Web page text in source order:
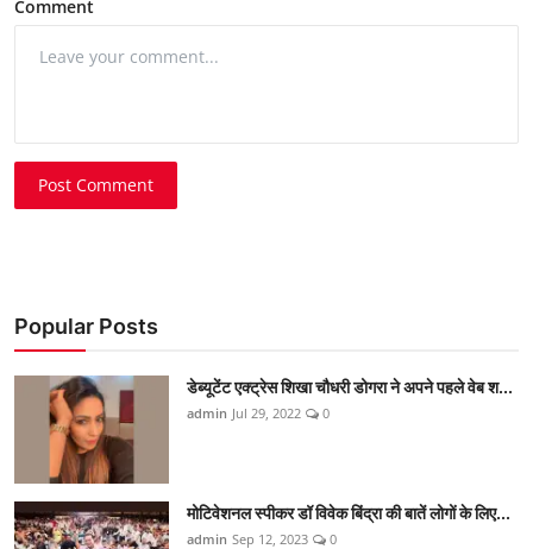
Comment
Post Comment
Popular Posts
डेब्यूटेंट एक्ट्रेस शिखा चौधरी डोगरा ने अपने पहले वेब श...
admin Jul 29, 2022 0
मोटिवेशनल स्पीकर डॉ विवेक बिंद्रा की बातें लोगों के लिए...
admin Sep 12, 2023 0